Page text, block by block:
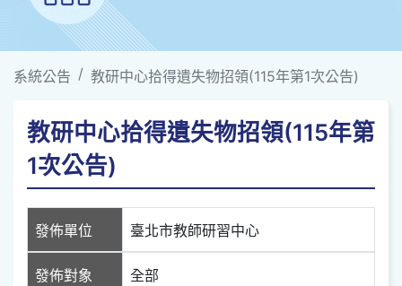
系統公告 教研中心拾得遺失物招領(115年第1次公告)
教研中心拾得遺失物招領(115年第
1次公告)
發佈單位 臺北市教師研習中心
發佈對象 全部